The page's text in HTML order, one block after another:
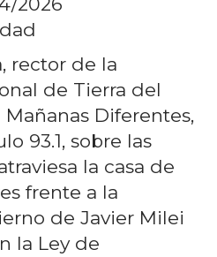
rector de la
de Tierra del
Diferentes,
93.1, sobre las
la casa de
frente a la
de Javier Milei
la Ley de